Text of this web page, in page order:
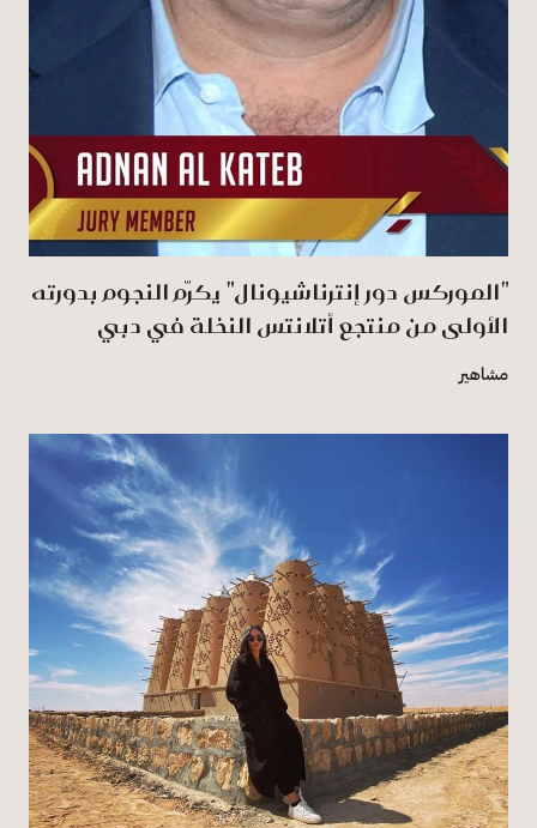
"الموركس دور إنترناشيونال" يكرّم النجوم بدورته
الأولى من منتجع أتلانتس النخلة في دبي
مشاهير